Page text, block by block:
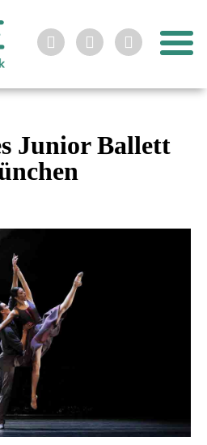
  
Junior Ballett